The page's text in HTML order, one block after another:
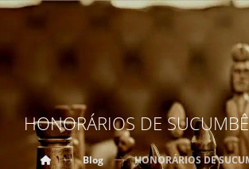
HONORÁRIOS DE
Blog HONORÁRIOS DE